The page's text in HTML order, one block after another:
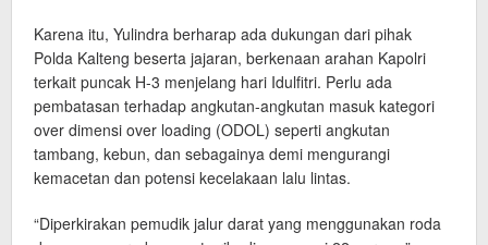
Karena itu, Yulindra berharap ada dukungan dari pihak
Polda Kalteng beserta jajaran, berkenaan arahan Kapolri
terkait puncak H-3 menjelang hari Idulfitri. Perlu ada
pembatasan terhadap angkutan-angkutan masuk kategori
over dimensi over loading (ODOL) seperti angkutan
tambang, kebun, dan sebagainya demi mengurangi
kemacetan dan potensi kecelakaan lalu lintas.
“Diperkirakan pemudik jalur darat yang menggunakan roda